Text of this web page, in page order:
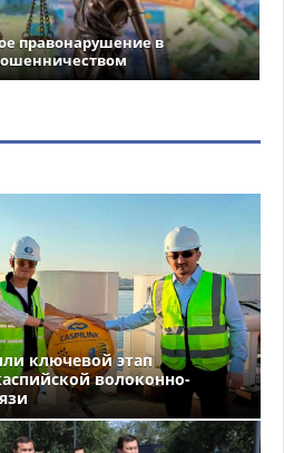
правонарушение в
ключевой этап
волоконно-